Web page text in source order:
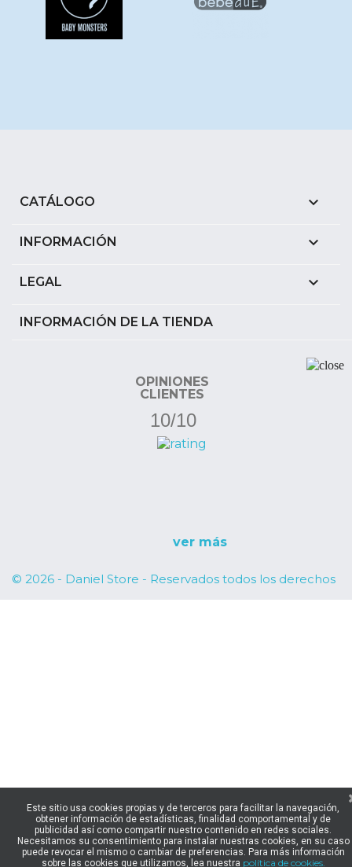
CATÁLOGO 
INFORMACIÓN 
LEGAL 
INFORMACIÓN DE LA TIENDA
OPINIONES
CLIENTES
10/10
ver más
© 2026 - Daniel Store - Reservados todos los derechos
Este sitio usa cookies propias y de terceros para facilitar la navegación,
obtener información de estadísticas, finalidad comportamental y de
publicidad así como compartir nuestro contenido en redes sociales.
Necesitamos su consentimiento para instalar nuestras cookies, en su caso
puede revocar el mismo o cambiar de preferencias. Para más información
sobre las cookies que utilizamos, lea nuestra política de cookies.